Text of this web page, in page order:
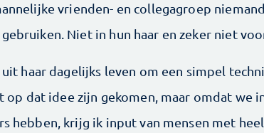
vrienden- en collegagroep
Niet in hun haar en zeker niet
haar dagelijks leven om een simpel
op dat idee zijn gekomen, maar omdat we
hebben, krijg ik input van mensen met